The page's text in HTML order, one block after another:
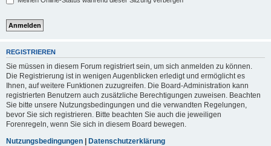
REGISTRIEREN
Sie müssen in diesem Forum registriert sein, um sich anmelden zu können.
Die Registrierung ist in wenigen Augenblicken erledigt und ermöglicht es
Ihnen, auf weitere Funktionen zuzugreifen. Die Board-Administration kann
registrierten Benutzern auch zusätzliche Berechtigungen zuweisen. Beachten
Sie bitte unsere Nutzungsbedingungen und die verwandten Regelungen,
bevor Sie sich registrieren. Bitte beachten Sie auch die jeweiligen
Forenregeln, wenn Sie sich in diesem Board bewegen.
Nutzungsbedingungen | Datenschutzerklärung